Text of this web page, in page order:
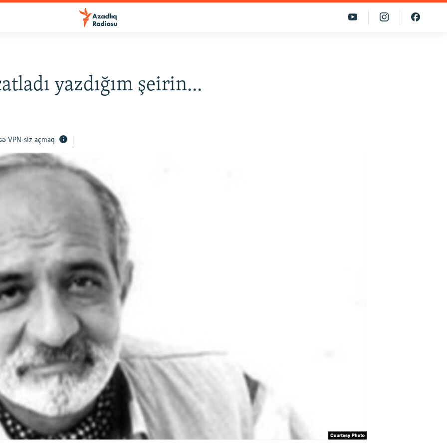
yazdığım şeirin...
VPN-siz açmaq